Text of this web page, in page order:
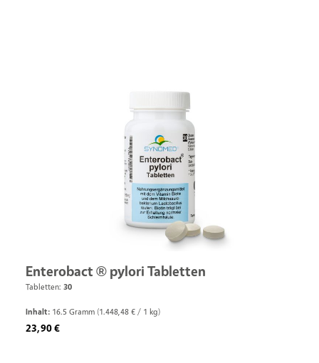
Enterobact ® pylori Tabletten
Tabletten: 30
Inhalt: 16.5 Gramm (1.448,48 € / 1 kg)
Regulärer Preis:
23,90 €